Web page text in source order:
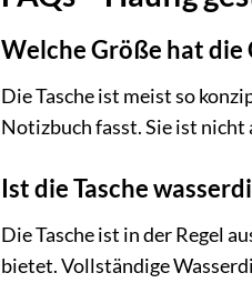
Welche Größe hat die
Die Tasche ist meist so
Notizbuch fasst. Sie ist nicht
Ist die Tasche
Die Tasche ist in der Regel
bietet. Vollständige